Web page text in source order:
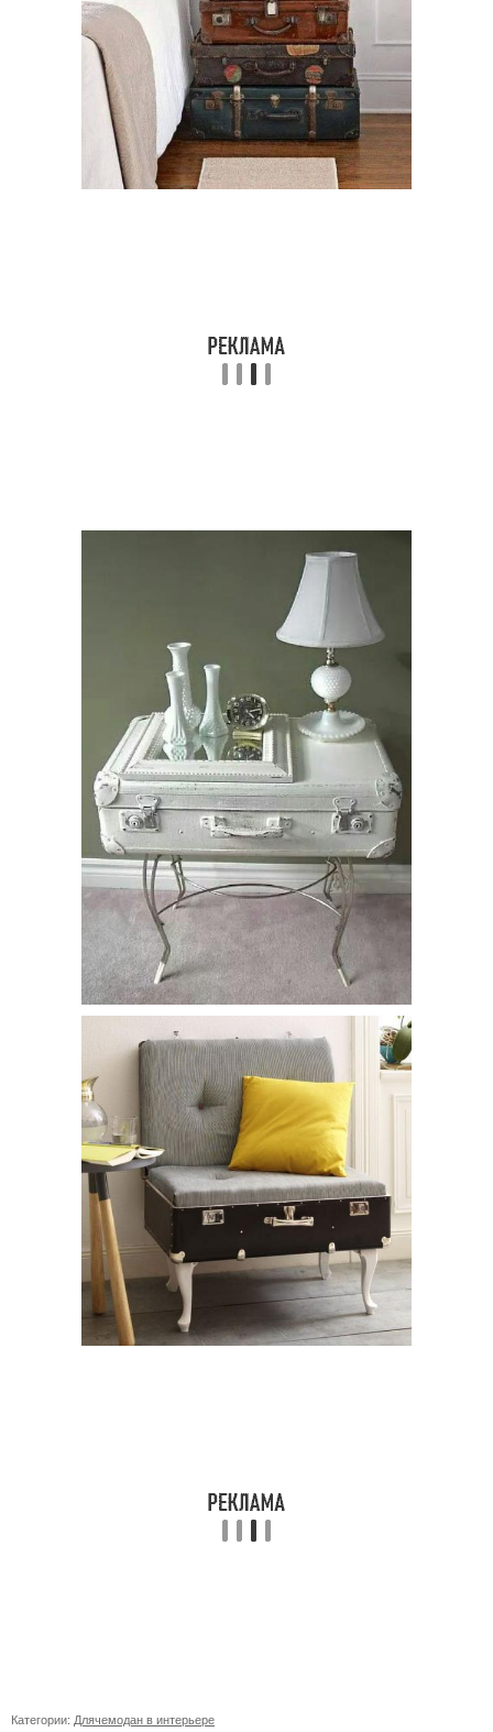
Категории: Длячемодан в интерьере